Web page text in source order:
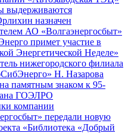
выдерживаются
назначен
АО «Волгаэнергосбыт»
примет участие в
Энергетической Неделе»
нижегородского филиала
Н. Назарова
памятным знаком к 95-
ГОЭЛРО
компании
передали новую
«Библиотека «Добрый